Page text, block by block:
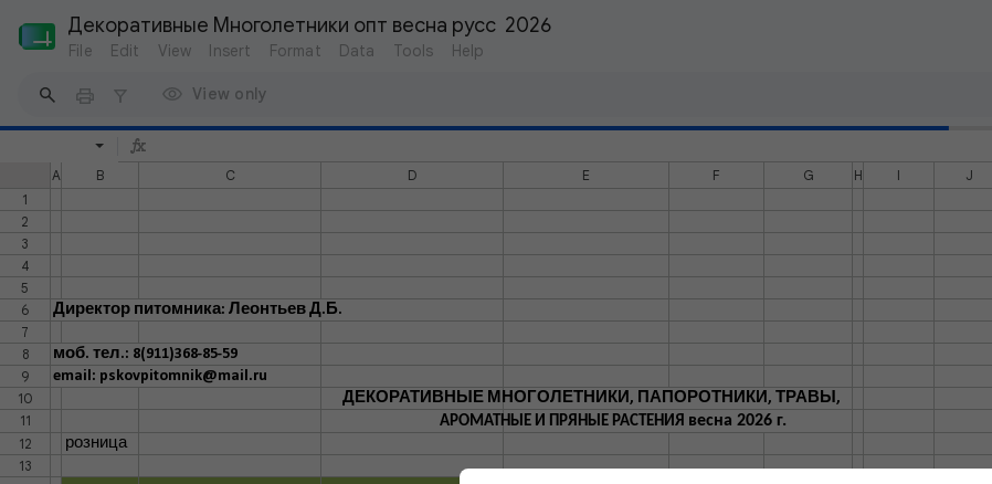
Декоративные Многолетники опт весна русс  2026
File Edit View Insert Format Data Tools Help
View only
A B C D E F G H I J
1
2
3
4
5
6
Директор питомника: Леонтьев Д.Б.
7
8
моб. тел.: 8(911)368-85-59
9
email: pskovpitomnik@mail.ru
10
ДЕКОРАТИВНЫЕ МНОГОЛЕТНИКИ, ПАПОРОТНИКИ, ТРАВЫ,
11
АРОМАТНЫЕ И ПРЯНЫЕ РАСТЕНИЯ весна 2026 г.
12
розница
13